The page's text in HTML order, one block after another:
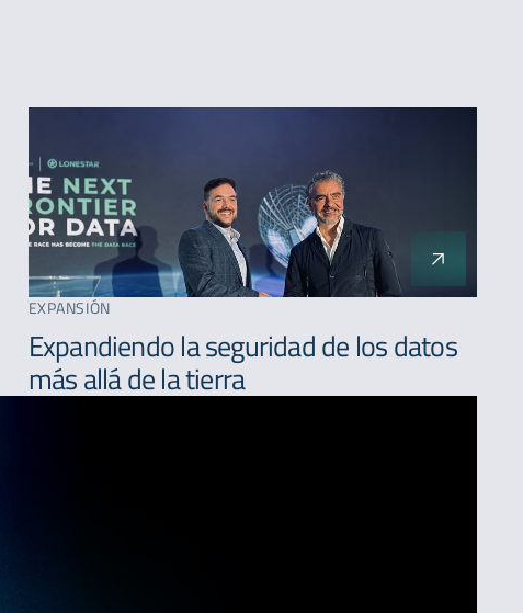
EXPANSIÓN
Expandiendo la seguridad de los datos
más allá de la tierra